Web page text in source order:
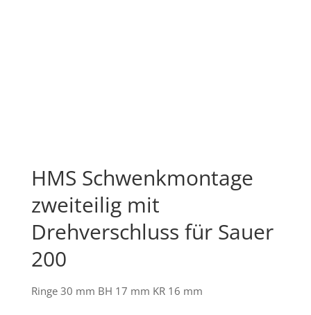
HMS Schwenkmontage
zweiteilig mit
Drehverschluss für Sauer
200
Ringe 30 mm BH 17 mm KR 16 mm